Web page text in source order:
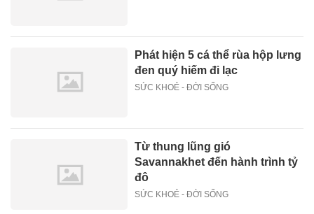
Phát hiện 5 cá thể rùa hộp lưng
đen quý hiếm đi lạc
SỨC KHOẺ - ĐỜI SỐNG
Từ thung lũng gió
Savannakhet đến hành trình tỷ
đô
SỨC KHOẺ - ĐỜI SỐNG